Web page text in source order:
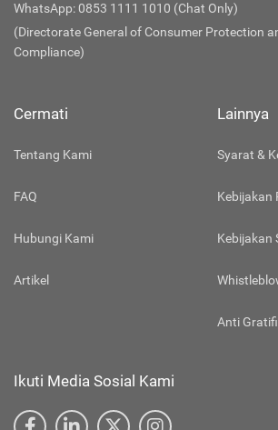
WhatsApp: 0853 1111 1010 (Chat Only)
(Directorate General of Consumer Protection
Compliance)
Cermati
Tentang Kami
FAQ
Hubungi Kami
Artikel
Lainnya
Syarat &
Kebijakan
Kebijakan
Anti
Ikuti Media Sosial Kami